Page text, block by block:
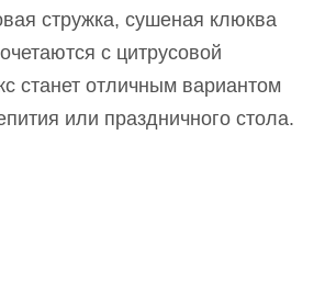
стружка, сушеная клюква
с цитрусовой
станет отличным вариантом
или праздничного стола.